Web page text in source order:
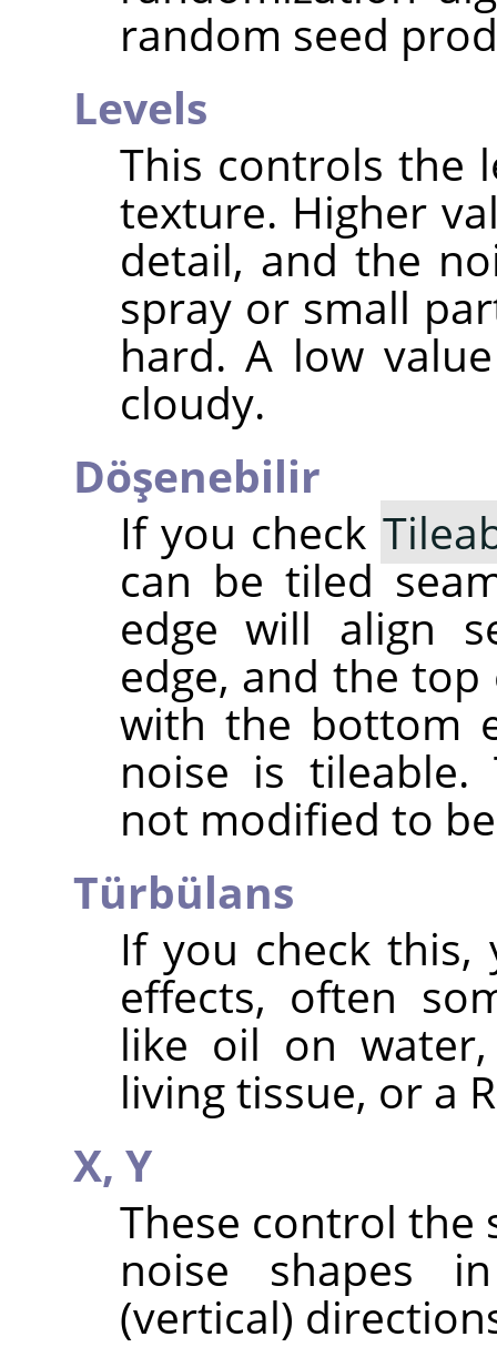
random seed
Levels
This controls the
texture. Higher
detail, and the
spray or small
hard. A low
cloudy.
Döşenebilir
If you check
can be tiled
edge will align
edge, and the top
with the bottom
noise is tileable.
not modified to
Türbülans
If you check
effects, often
like oil on
living tissue, or a
X, Y
These control
noise shapes
(vertical)